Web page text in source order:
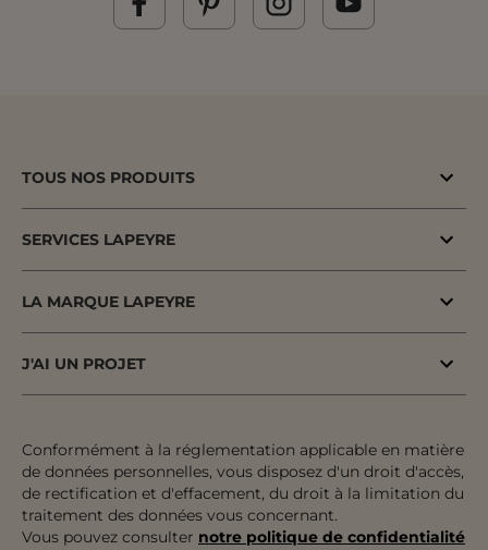
TOUS NOS PRODUITS
Cuisine & Electroménager
Salle de bains & WC
Escalier, Rampe & Main-courante
Jardin & Extérieur
Revêtement sol & mur
Équipement & Outil
SERVICES LAPEYRE
Conseil à domicile
Conseil en magasin
Financement
Le paiement en plusieurs fois
LA MARQUE LAPEYRE
Engagements pour tous
Développement durable
Recrutement
J'AI UN PROJET
Inspiration & Tendances
Préparer mon projet
Expertises & Tutoriels
Conformément à la réglementation applicable en matière
de données personnelles, vous disposez d'un droit d'accès,
de rectification et d'effacement, du droit à la limitation du
traitement des données vous concernant.
Vous pouvez consulter notre politique de confidentialité